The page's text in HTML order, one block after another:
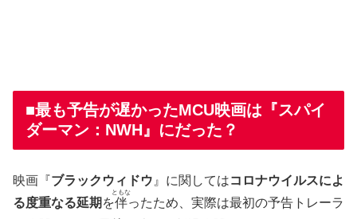
■最も予告が遅かったMCU映画は『スパイ
ダーマン：NWH』にだった？
映画『 ブラックウィドウ』に関してはコロナウイルスによ
る度重なる延期 を伴
ともな
ったため、実際は最初の予告トレーラ